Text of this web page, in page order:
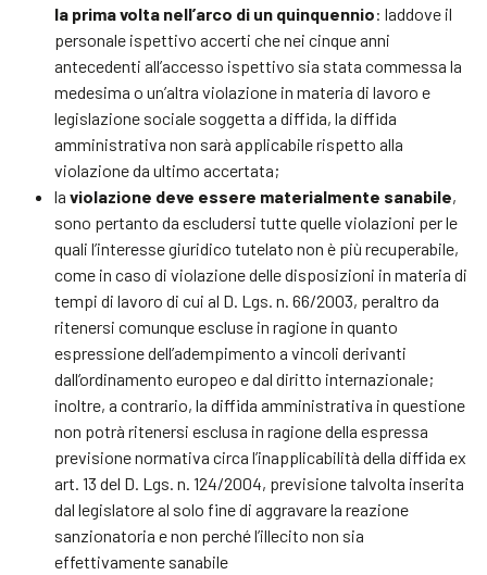
la prima volta nell’arco di un quinquennio: laddove il
personale ispettivo accerti che nei cinque anni
antecedenti all’accesso ispettivo sia stata commessa la
medesima o un’altra violazione in materia di lavoro e
legislazione sociale soggetta a diffida, la diffida
amministrativa non sarà applicabile rispetto alla
violazione da ultimo accertata;
la violazione deve essere materialmente sanabile,
sono pertanto da escludersi tutte quelle violazioni per le
quali l’interesse giuridico tutelato non è più recuperabile,
come in caso di violazione delle disposizioni in materia di
tempi di lavoro di cui al D. Lgs. n. 66/2003, peraltro da
ritenersi comunque escluse in ragione in quanto
espressione dell’adempimento a vincoli derivanti
dall’ordinamento europeo e dal diritto internazionale;
inoltre, a contrario, la diffida amministrativa in questione
non potrà ritenersi esclusa in ragione della espressa
previsione normativa circa l’inapplicabilità della diffida ex
art. 13 del D. Lgs. n. 124/2004, previsione talvolta inserita
dal legislatore al solo fine di aggravare la reazione
sanzionatoria e non perché l’illecito non sia
effettivamente sanabile